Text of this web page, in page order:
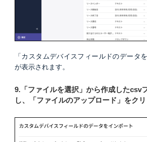
「カスタムデバイスフィールドのデータ
が表示されます。
9.「ファイルを選択」から作成したcsv
し、「ファイルのアップロード」をクリ